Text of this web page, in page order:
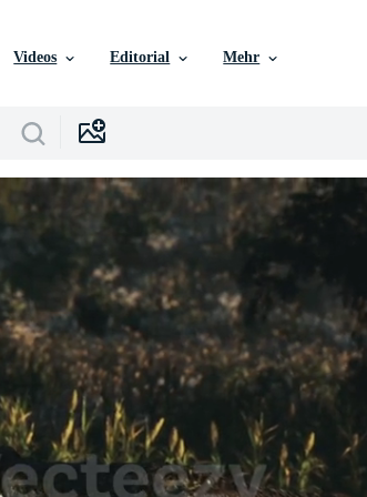
Videos Editorial Mehr